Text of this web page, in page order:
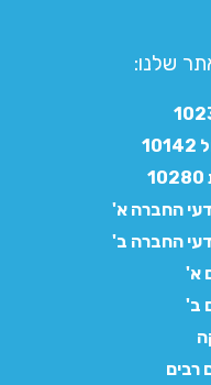
שלנו:​
החברה א'
החברה ב'
א'
ב'
רבים